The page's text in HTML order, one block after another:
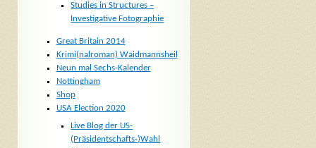
Studies in Structures –
Investigative Fotographie
Great Britain 2014
Krimi(nalroman) Waidmannsheil
Neun mal Sechs-Kalender
Nottingham
Shop
USA Election 2020
Live Blog der US-
(Präsidentschafts-)Wahl